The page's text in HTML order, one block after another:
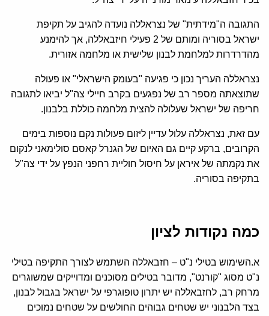
התגובה ה"מידתית" של נצראללה נועדה להגיב על תקיפת
ישראל בסוריה ומותם של 2 פעילי חיזבאללה, אך להימנע
מהדרדרות למלחמת לבנון שלישית או מלחמה אזורית.
נצראללה העריך נכון כי פגיעה "בעומק הישראלי" או פעולה
שתוצאתה מספר רב של נפגעים בקרב חיילי צה"ל יביאו לתגובה
חריפה של ישראל שעלולה להצית מלחמה כוללת בלבנון.
עם זאת, נצראללה עלול עדיין ליזום פעולות נקם נוספות בימים
הקרובים, ברקע קיים גם האיום של הגנרל קאסם סולימאני לנקום
את נקמתה של איראן על חיסול חוליית רחפני הנפץ על ידי צה"ל
בתקיפה בסוריה.
כמה נקודות לציון
א.השימוש בטילי נ"ט – חזבאללה השתמש לצורך התקיפה בטילי
נ"ט מסוג "קורנט", מדובר בטילים מסוכנים ומדוייקים שמשוגרים
מרחק רב, לחזבאללה יש יתרון טופוגרפי על ישראל בגבול לבנון,
בצד הלבנוני יש שטחים גבוהים החולשים על שטחים נמוכים